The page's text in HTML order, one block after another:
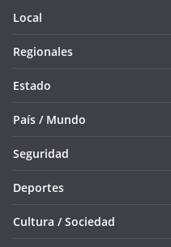
Local
Regionales
Estado
País / Mundo
Seguridad
Deportes
Cultura / Sociedad